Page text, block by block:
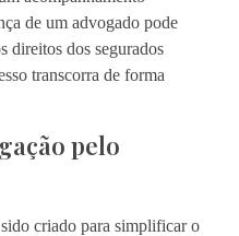
de um advogado pode
direitos dos segurados
transcorra de forma
pelo
criado para simplificar o